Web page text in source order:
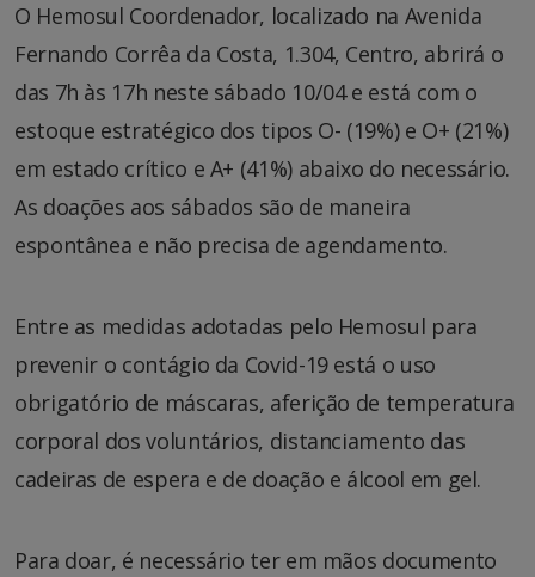
O Hemosul Coordenador, localizado na Avenida
Fernando Corrêa da Costa, 1.304, Centro, abrirá o
das 7h às 17h neste sábado 10/04 e está com o
estoque estratégico dos tipos O- (19%) e O+ (21%)
em estado crítico e A+ (41%) abaixo do necessário.
As doações aos sábados são de maneira
espontânea e não precisa de agendamento.
Entre as medidas adotadas pelo Hemosul para
prevenir o contágio da Covid-19 está o uso
obrigatório de máscaras, aferição de temperatura
corporal dos voluntários, distanciamento das
cadeiras de espera e de doação e álcool em gel.
Para doar, é necessário ter em mãos documento